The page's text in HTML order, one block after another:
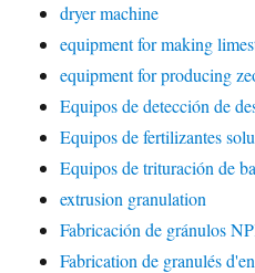
dryer machine
equipment for making
equipment for producing
Equipos de detección de
Equipos de fertilizantes
Equipos de trituración de
extrusion granulation
Fabricación de gránulos
Fabrication de granulés